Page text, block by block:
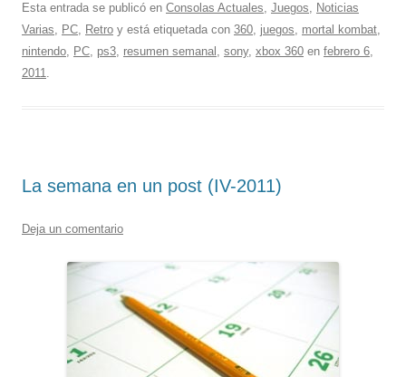
Esta entrada se publicó en Consolas Actuales, Juegos, Noticias
Varias, PC, Retro y está etiquetada con 360, juegos, mortal kombat,
nintendo, PC, ps3, resumen semanal , sony, xbox 360 en febrero 6,
2011.
La semana en un post (IV-2011)
Deja un comentario